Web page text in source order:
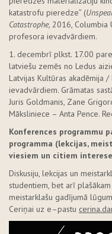
katastrofu pieredze” (
Catastrophe, 2016, Columbia
profesora ievadvārdiem.
1. decembrī plkst. 17.00
latviešu zemēs no Ledus
Latvijas Kultūras akadēmija
ievadvārdiem. Grāmatas
Juris Goldmanis, Zane
Māksliniece – Anta Pence.
Konferences programmu
programma (lekcijas,
viesiem un citiem
Diskusiju, lekcijas un
studentiem, bet arī
meistarklašu gadījumā
Ceriņai uz e–pastu